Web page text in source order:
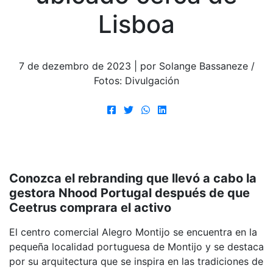
Lisboa
7 de dezembro de 2023 | por Solange Bassaneze /
Fotos: Divulgación
Conozca el rebranding que llevó a cabo la
gestora Nhood Portugal después de que
Ceetrus comprara el activo
El centro comercial Alegro Montijo se encuentra en la
pequeña localidad portuguesa de Montijo y se destaca
por su arquitectura que se inspira en las tradiciones de